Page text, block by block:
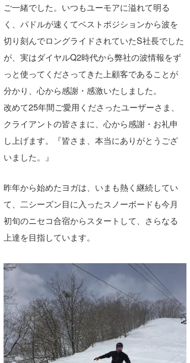
ご一緒でした。いつもユーモアに溢れて明る
く、パドルが速くてベストポジションから波を
切り刻んでロングライドされていたS社長でした
が、実はダイヤルQ2時代から弊社の波情報をず
っと使ってくださってきた上顧客であることが
分かり、心から感謝・感激いたしました。
改めて25年間ご愛用くださったユーザーさま、
クライアントの皆さまに、心から感謝・お礼申
し上げます。『皆さま、本当にありがとうござ
いました。』
昨年から始めたヨガは、いまも熱く継続してい
て、二シーズン目に入ったスノーボードも今月
初旬のニセコ合宿からスタートして、さらなる
上達を目指しています。